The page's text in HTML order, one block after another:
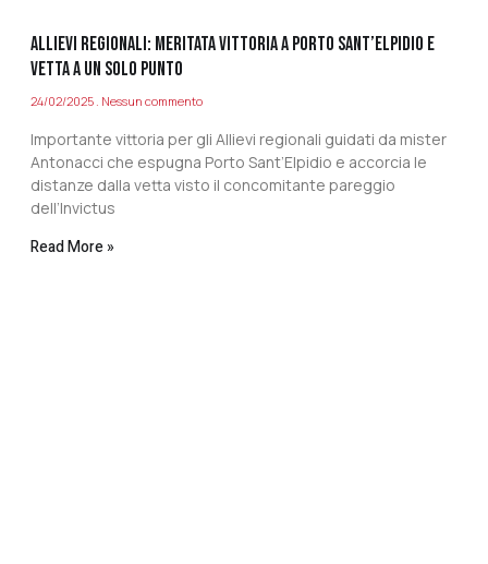
ALLIEVI REGIONALI: MERITATA VITTORIA A PORTO SANT’ELPIDIO E
VETTA A UN SOLO PUNTO
24/02/2025 Nessun commento
Importante vittoria per gli Allievi regionali guidati da mister
Antonacci che espugna Porto Sant’Elpidio e accorcia le
distanze dalla vetta visto il concomitante pareggio
dell’Invictus
Read More »